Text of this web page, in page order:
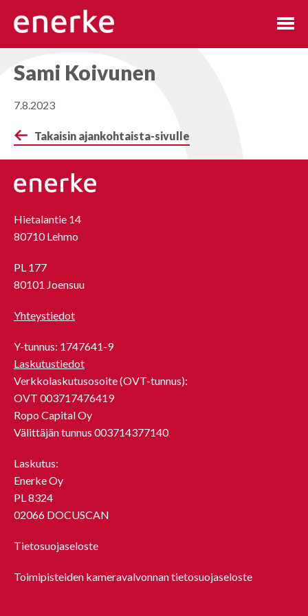
sisältöön
Sami Koivunen
7.8.2023
Takaisin ajankohtaista-sivulle
Hietalantie 14
80710 Lehmo
PL 177
80101 Joensuu
Yhteystiedot
Y-tunnus: 1747641-9
Laskutustiedot
Verkkolaskutusosoite (OVT-tunnus):
OVT 003717476419
Ropo Capital Oy
Välittäjän tunnus 003714377140
Laskutus:
Enerke Oy
PL 8324
02066 DOCUSCAN
Tietosuojaseloste
Toimipisteiden kameravalvonnan tietosuojaseloste